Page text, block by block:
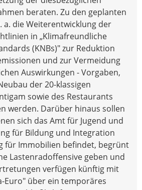
beraten. Zu den geplanten
a. die Weiterentwicklung der
in „Klimafreundliche
(KNBs)" zur Reduktion
und zur Vermeidung
Auswirkungen - Vorgaben,
der 20-klassigen
sowie des Restaurants
werden. Darüber hinaus sollen
sich das Amt für Jugend und
für Bildung und Integration
für Immobilien befindet, begrünt
Lastenradoffensive geben und
verfügen künftig mit
Euro" über ein temporäres